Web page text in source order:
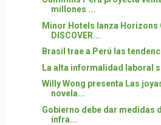
millones ...
Minor Hotels lanza Horizons
DISCOVER...
Brasil trae a Perú las
La alta informalidad laboral
Willy Wong presenta Las
novela...
Gobierno debe dar medidas
infra...